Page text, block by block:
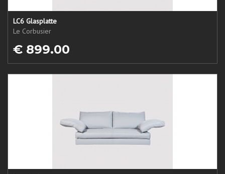
LC6 Glasplatte
Le Corbusier
€ 899.00